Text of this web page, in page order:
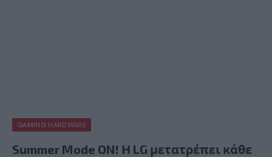
GAMING HARDWARE
Summer Mode ON! Η LG μετατρέπει κάθε